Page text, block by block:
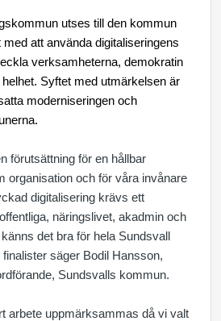
utses till den kommun
att använda digitaliseringens
verksamheterna, demokratin
Syftet med utmärkelsen är
moderniseringen och
förutsättning för en hållbar
organisation och för våra invånare
digitalisering krävs ett
näringslivet, akadmin och
det bra för hela Sundsvall
säger Bodil Hansson,
Sundsvalls kommun.
arbete uppmärksammas då vi valt